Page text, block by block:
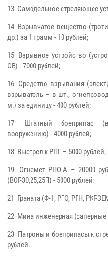
13. Самодельное стреляющее
14. Взрывчатое вещество
др.) за 1 грамм - 10 рублей;
15. Взрывное устройство
СВ) - 7000 рублей;
16. Средство взрывания
взрыватель – в шт.,
м.) за единицу - 400 рублей;
17. Штатный боеприпас
вооружению) - 4000 рублей;
18. Выстрел к РПГ – 5000 рублей;
19. Огнемет РПО-А – 20000
(ВОГ-30,25,25П) - 5000 рублей;
21. Граната (Ф-1, РГО, РГН, РКГ-
22. Мина инженерная (саперные
23. Патроны и боеприпасы к
рублей.